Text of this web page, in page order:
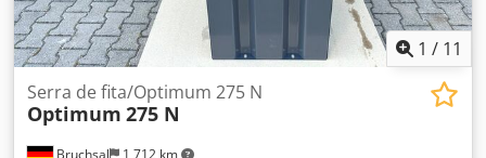
1 / 11
Bruchsal 1 712 km
Serra de fita/Optimum 275 N
Optimum 275 N